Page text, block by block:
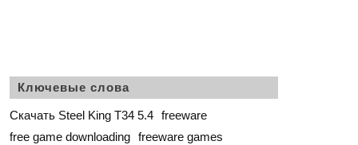
Ключевые слова
Скачать Steel King T34 5.4 freeware
free game downloading freeware games